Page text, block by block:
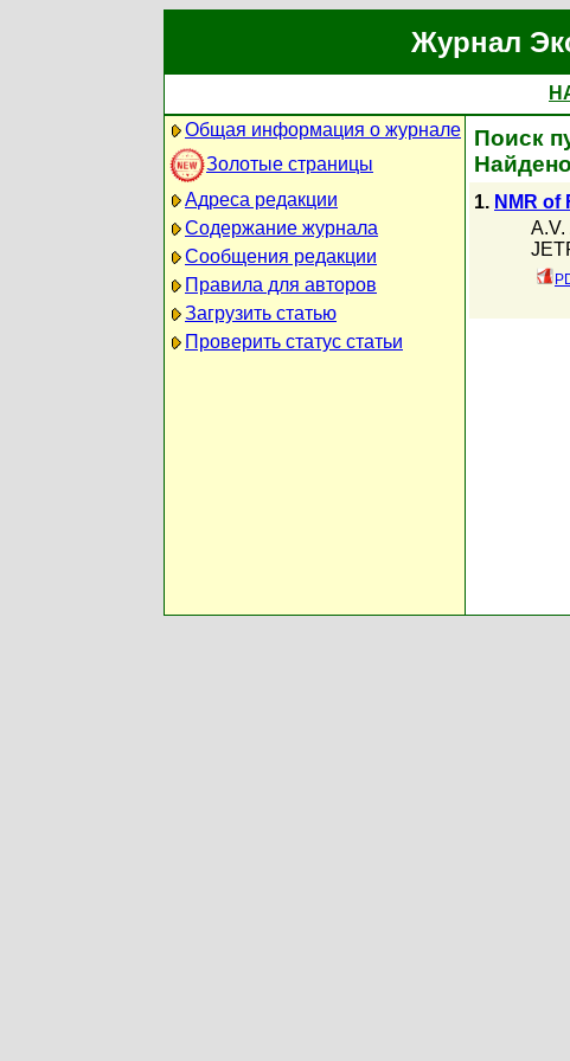
Журнал
Общая информация о журнале
Золотые страницы
Адреса редакции
Содержание журнала
Сообщения редакции
Правила для авторов
Загрузить статью
Проверить статус статьи
Поиск
1. NMR of